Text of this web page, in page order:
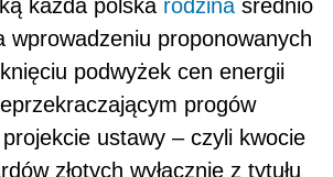
każda polska rodzina średnio
wprowadzeniu proponowanych
podwyżek cen energii
progów
ustawy – czyli kwocie
złotych wyłącznie z tytułu